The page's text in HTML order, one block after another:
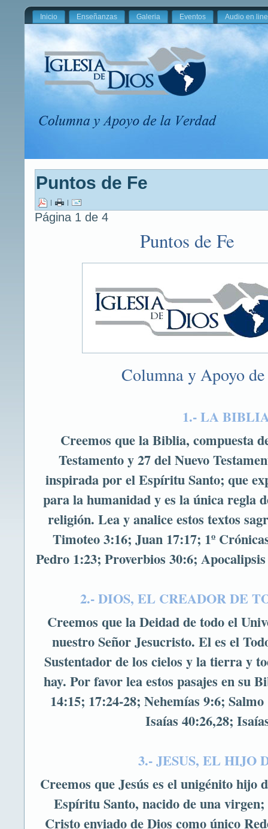
Inicio Enseñanzas Galeria Eventos Audio en
Puntos de Fe
| |
Página 1 de 4
Puntos de Fe
Columna y Apoyo
1.- LA
Creemos que la Biblia, compuesta
Testamento y 27 del Nuevo
inspirada por el Espíritu Santo; que
para la humanidad y es la única regla
religión. Lea y analice estos textos
Timoteo 3:16; Juan 17:17; 1º
Pedro 1:23; Proverbios 30:6;
2.- DIOS, EL CREADOR DE
Creemos que la Deidad de todo el
nuestro Señor Jesucristo. El es el
Sustentador de los cielos y la tierra y
hay. Por favor lea estos pasajes en su
14:15; 17:24-28; Nehemías 9:6;
Isaías 40:26,28;
3.- JESUS, EL HIJO
Creemos que Jesús es el unigénito hijo
Espíritu Santo, nacido de una virgen;
Cristo enviado de Dios como único